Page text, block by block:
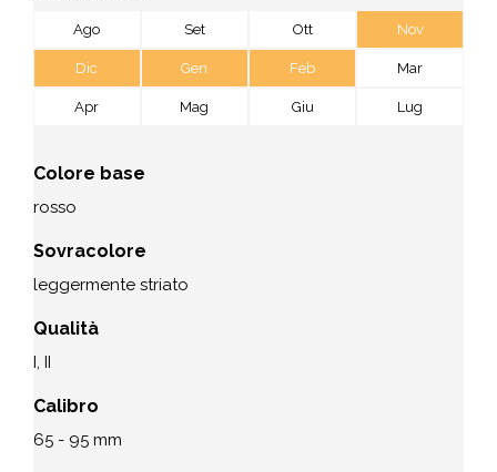
Ago Set Ott Nov
Dic Gen Feb Mar
Apr Mag Giu Lug
Colore base
rosso
Sovracolore
leggermente striato
Qualità
I, II
Calibro
65 - 95 mm